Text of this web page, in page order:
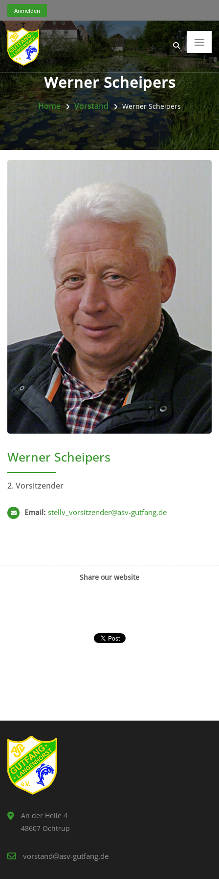
Anmelden
Werner Scheipers
Home Vorstand Werner Scheipers
Werner Scheipers
2. Vorsitzender
Email: stellv_vorsitzender@asv-gutfang.de
Share our website
An der Helle 4
48607 Ochtrup
vorstand@asv-gutfang.de